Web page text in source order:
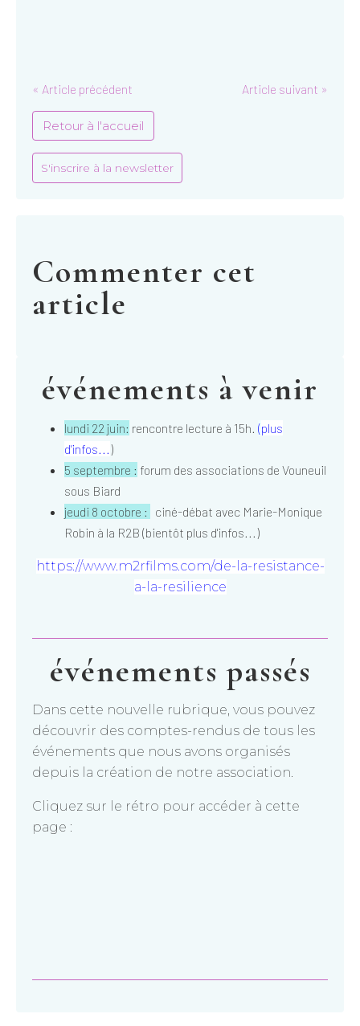
« Article précédent Article suivant »
Retour à l'accueil
S'inscrire à la newsletter
Commenter cet
article
événements à venir
lundi 22 juin: rencontre lecture à 15h. (plus
d'infos...)
5 septembre : forum des associations de Vouneuil
sous Biard
jeudi 8 octobre :
ciné-débat avec Marie-Monique
Robin à la R2B (bientôt plus d'infos...)
https://www.m2rfilms.com/de-la-resistance-
a-la-resilience
événements passés
Dans cette nouvelle rubrique, vous pouvez
découvrir des comptes-rendus de tous les
événements que nous avons organisés
depuis la création de notre association.
Cliquez sur le rétro pour accéder à cette
page :